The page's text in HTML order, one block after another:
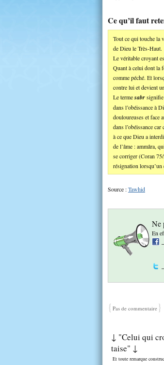
Ce qu’il faut
Tout ce qui touche la
de Dieu le Très-Haut.
Le véritable croyant
Quant à celui dont la
comme péché. Et
contre lui et devient
Le termesabrsignifie
dans l’obéissance à
douloureuses et face
dans l’obéissance
à ce que Dieu a
de l’âme : ammâra,
se corriger (Coran
résignation
Source :Tawhid
Ne
En
{ Pas de commentaire }
↓ "Celui qui
taise" ↓
Et toute remarque